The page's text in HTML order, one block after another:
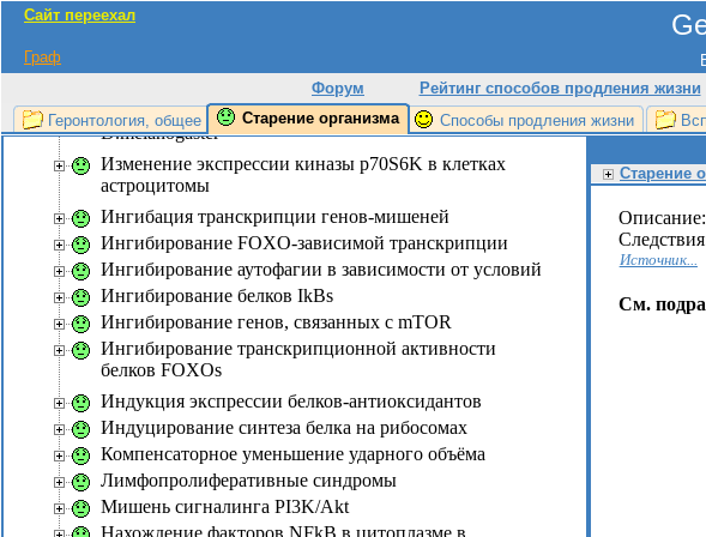
Сайт переехал
Граф
Форум
Рейтинг способов продления жизни
Геронтология, общее
Старение организма Способы продления жизни
Блокирование митоза
нематоды
Гомолог транскрипционного фактора dFOXO
D.melanogaster
Изменение экспрессии киназы p70S6K в клетках
астроцитомы
Ингибация транскрипции генов-мишеней
Ингибирование FOXO-зависимой транскрипции
Ингибирование аутофагии в зависимости от условий
Ингибирование белков IkBs
Ингибирование генов, связанных с mTOR
Ингибирование транскрипционной активности
белков FOXOs
Индукция экспрессии белков-антиоксидантов
Индуцирование синтеза белка на рибосомах
Компенсаторное уменьшение ударного объёма
Лимфопролиферативные синдромы
Мишень сигналинга PI3K/Akt
Нахождение факторов NFkB в цитоплазме в
Старение
Источник...
См.